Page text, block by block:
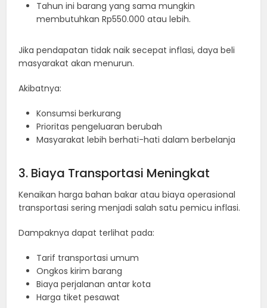
Tahun ini barang yang sama mungkin
membutuhkan Rp550.000 atau lebih.
Jika pendapatan tidak naik secepat inflasi, daya beli
masyarakat akan menurun.
Akibatnya:
Konsumsi berkurang
Prioritas pengeluaran berubah
Masyarakat lebih berhati-hati dalam berbelanja
3. Biaya Transportasi Meningkat
Kenaikan harga bahan bakar atau biaya operasional
transportasi sering menjadi salah satu pemicu inflasi.
Dampaknya dapat terlihat pada:
Tarif transportasi umum
Ongkos kirim barang
Biaya perjalanan antar kota
Harga tiket pesawat